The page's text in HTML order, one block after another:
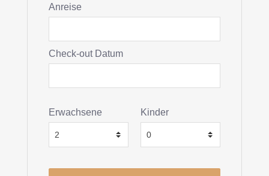
Anreise
Check-out Datum
Erwachsene Kinder